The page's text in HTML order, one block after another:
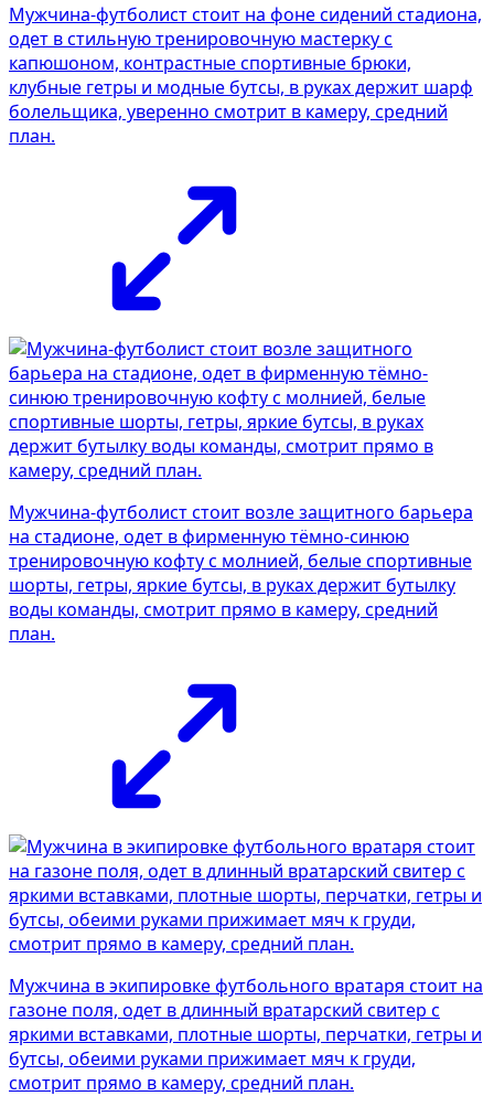
Мужчина-футболист стоит на фоне сидений стадиона,
одет в стильную тренировочную мастерку с
капюшоном, контрастные спортивные брюки,
клубные гетры и модные бутсы, в руках держит шарф
болельщика, уверенно смотрит в камеру, средний
план.
Мужчина-футболист стоит возле защитного барьера
на стадионе, одет в фирменную тёмно-синюю
тренировочную кофту с молнией, белые спортивные
шорты, гетры, яркие бутсы, в руках держит бутылку
воды команды, смотрит прямо в камеру, средний
план.
Мужчина в экипировке футбольного вратаря стоит на
газоне поля, одет в длинный вратарский свитер с
яркими вставками, плотные шорты, перчатки, гетры и
бутсы, обеими руками прижимает мяч к груди,
смотрит прямо в камеру, средний план.